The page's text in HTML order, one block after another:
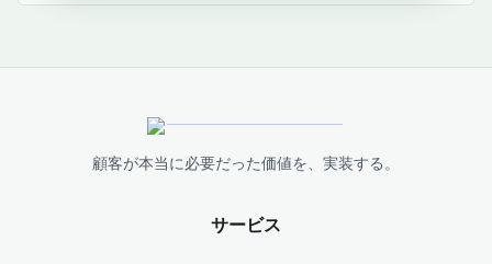
顧客が本当に必要だった価値を、実装する。
サービス